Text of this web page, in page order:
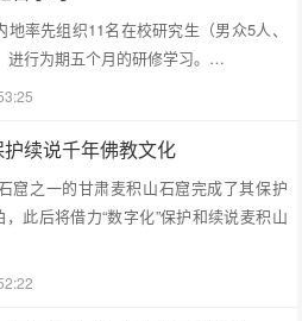
率先组织11名在校研究生（男众5人、
进行为期五个月的研修学习。…
护续说千年佛教文化
窟之一的甘肃麦积山石窟完成了其保护
此后将借力“数字化”保护和续说麦积山